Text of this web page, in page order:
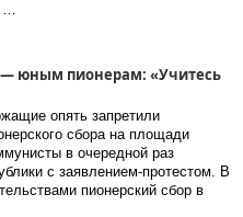
…
— юным пионерам: «Учитесь
опять запретили
сбора на площади
в очередной раз
с заявлением-протестом. В
пионерский сбор в